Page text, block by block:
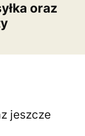
oraz
jeszcze